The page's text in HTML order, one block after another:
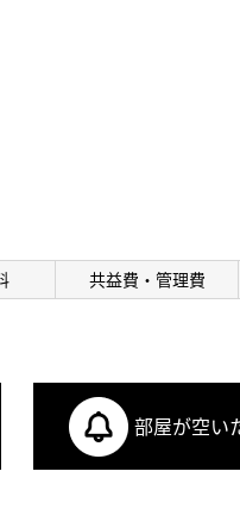
共益費・管理費
部屋が空い